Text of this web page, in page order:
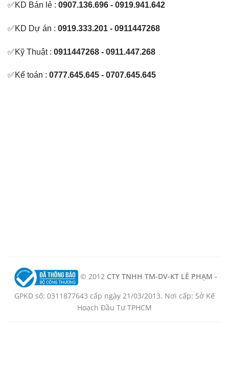
✅KD Bán lẻ : 0907.136.696 - 0919.941.642
✅KD Dự án : 0919.333.201 - 0911447268
✅Kỹ Thuật : 0911447268 - 0911.447.268
✅Kế toán : 0777.645.645 - 0707.645.645
© 2012 CTY TNHH TM-DV-KT LÊ PHẠM -
GPKD số: 0311877643 cấp ngày 21/03/2013. Nơi cấp: Sở Kế
Hoạch Đầu Tư TPHCM